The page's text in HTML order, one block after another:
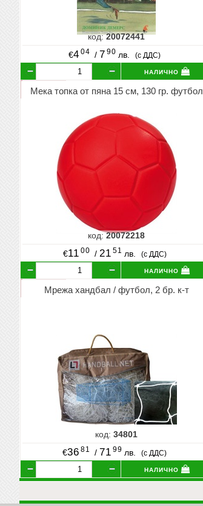
код:20072441
€4 04 / 7 90 лв. (с ДДС)
налично
Мека топка от пяна 15 см, 130 гр. футбол
код:20072218
€11 00 / 21 51 лв. (с ДДС)
налично
Мрежа хандбал / футбол, 2 бр. к-т
код:34801
€36 81 / 71 99 лв. (с ДДС)
налично